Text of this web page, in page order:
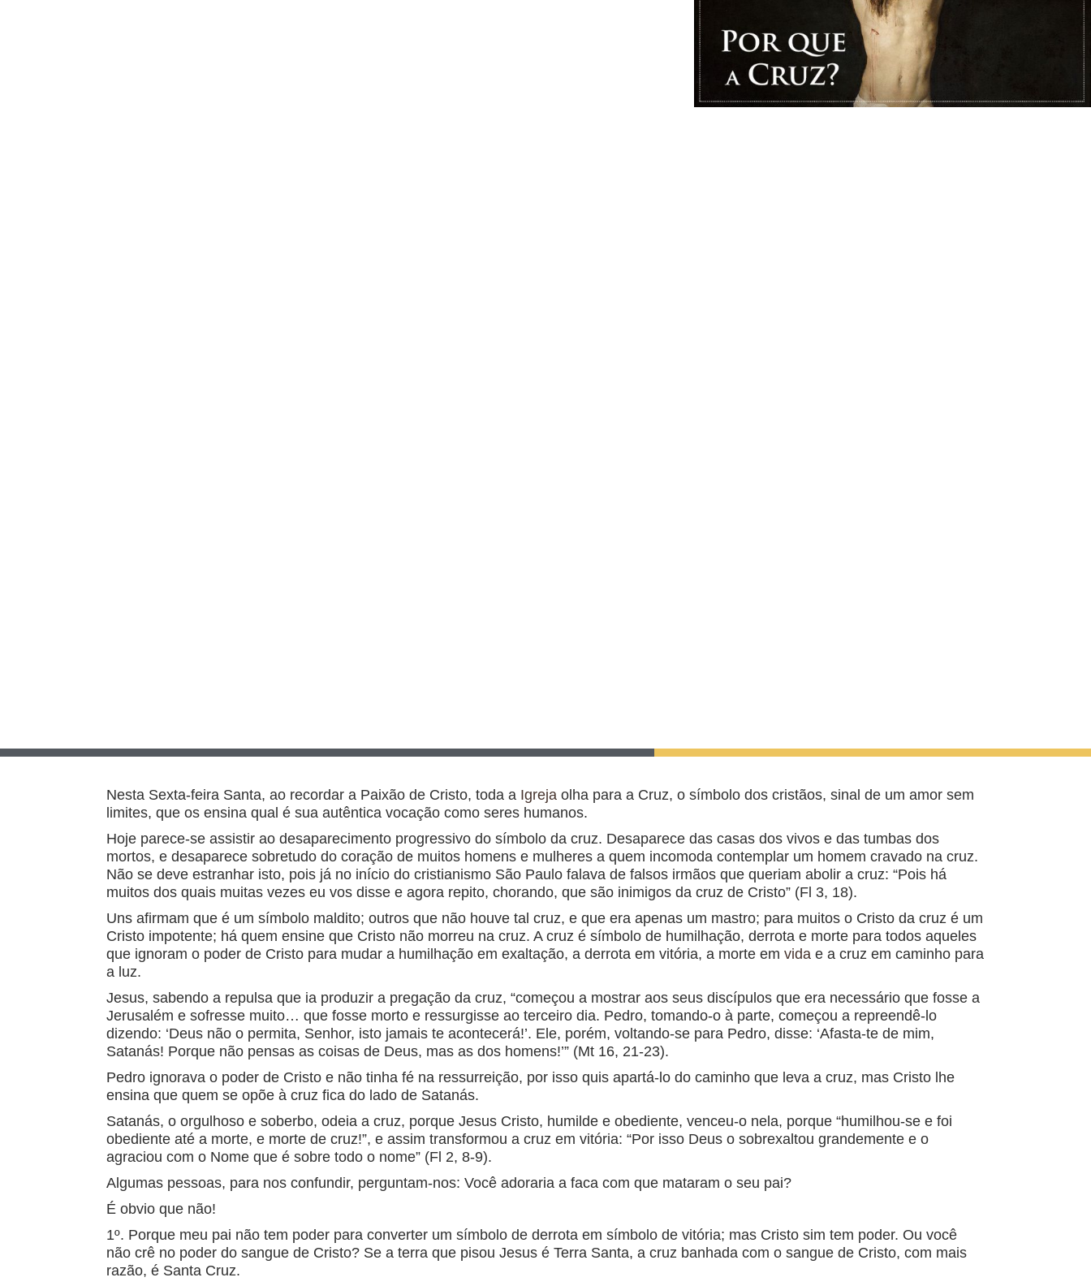
Nesta Sexta-feira Santa, ao recordar a Paixão de Cristo, toda a Igreja olha para a Cruz, o símbolo dos cristãos, sinal de um amor sem
limites, que os ensina qual é sua autêntica vocação como seres humanos.
Hoje parece-se assistir ao desaparecimento progressivo do símbolo da cruz. Desaparece das casas dos vivos e das tumbas dos
mortos, e desaparece sobretudo do coração de muitos homens e mulheres a quem incomoda contemplar um homem cravado na cruz.
Não se deve estranhar isto, pois já no início do cristianismo São Paulo falava de falsos irmãos que queriam abolir a cruz: “Pois há
muitos dos quais muitas vezes eu vos disse e agora repito, chorando, que são inimigos da cruz de Cristo” (Fl 3, 18).
Uns afirmam que é um símbolo maldito; outros que não houve tal cruz, e que era apenas um mastro; para muitos o Cristo da cruz é um
Cristo impotente; há quem ensine que Cristo não morreu na cruz. A cruz é símbolo de humilhação, derrota e morte para todos aqueles
que ignoram o poder de Cristo para mudar a humilhação em exaltação, a derrota em vitória, a morte em vida e a cruz em caminho para
a luz.
Jesus, sabendo a repulsa que ia produzir a pregação da cruz, “começou a mostrar aos seus discípulos que era necessário que fosse a
Jerusalém e sofresse muito… que fosse morto e ressurgisse ao terceiro dia. Pedro, tomando-o à parte, começou a repreendê-lo
dizendo: ‘Deus não o permita, Senhor, isto jamais te acontecerá!’. Ele, porém, voltando-se para Pedro, disse: ‘Afasta-te de mim,
Satanás! Porque não pensas as coisas de Deus, mas as dos homens!’” (Mt 16, 21-23).
Pedro ignorava o poder de Cristo e não tinha fé na ressurreição, por isso quis apartá-lo do caminho que leva a cruz, mas Cristo lhe
ensina que quem se opõe à cruz fica do lado de Satanás.
Satanás, o orgulhoso e soberbo, odeia a cruz, porque Jesus Cristo, humilde e obediente, venceu-o nela, porque “humilhou-se e foi
obediente até a morte, e morte de cruz!”, e assim transformou a cruz em vitória: “Por isso Deus o sobrexaltou grandemente e o
agraciou com o Nome que é sobre todo o nome” (Fl 2, 8-9).
Algumas pessoas, para nos confundir, perguntam-nos: Você adoraria a faca com que mataram o seu pai?
É obvio que não!
1º. Porque meu pai não tem poder para converter um símbolo de derrota em símbolo de vitória; mas Cristo sim tem poder. Ou você
não crê no poder do sangue de Cristo? Se a terra que pisou Jesus é Terra Santa, a cruz banhada com o sangue de Cristo, com mais
razão, é Santa Cruz.